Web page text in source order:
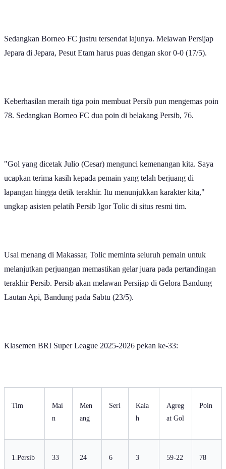
Sedangkan Borneo FC justru tersendat lajunya. Melawan Persijap
Jepara di Jepara, Pesut Etam harus puas dengan skor 0-0 (17/5).
Keberhasilan meraih tiga poin membuat Persib pun mengemas poin
78. Sedangkan Borneo FC dua poin di belakang Persib, 76.
"Gol yang dicetak Julio (Cesar) mengunci kemenangan kita. Saya
ucapkan terima kasih kepada pemain yang telah berjuang di
lapangan hingga detik terakhir. Itu menunjukkan karakter kita,"
ungkap asisten pelatih Persib Igor Tolic di situs resmi tim.
Usai menang di Makassar, Tolic meminta seluruh pemain untuk
melanjutkan perjuangan memastikan gelar juara pada pertandingan
terakhir Persib. Persib akan melawan Persijap di Gelora Bandung
Lautan Api, Bandung pada Sabtu (23/5).
Klasemen BRI Super League 2025-2026 pekan ke-33:
Tim
Mai
n
Men
ang
Seri
Kala
h
Agreg
at Gol
Poin
1.Persib 33 24 6 3 59-22 78